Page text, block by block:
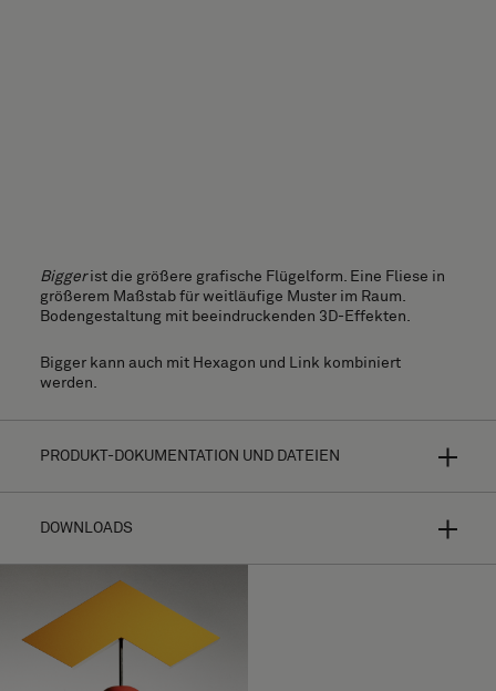
Biggerist die größere grafische Flügelform. Eine Fliese in
größerem Maßstab für weitläufige Muster im Raum.
Bodengestaltung mit beeindruckenden 3D-Effekten.
Bigger kann auch mit Hexagon und Link kombiniert
werden.
PRODUKT-DOKUMENTATION UND DATEIEN
Bolon Studio ist ein Konzept ausgewählter Fliesenformen
Sie diese mit fast allen Bodenbelagskollektionen - die
Gestaltungsmöglichkeiten sind endlos.
Je nach Wahl der Textur, der Farbe und der Richtung des
DOWNLOADS
Verlegeanleitung
Hochauflösendes Bildmaterial (.zip)